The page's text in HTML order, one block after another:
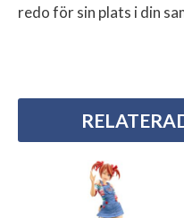
redo för sin plats i din